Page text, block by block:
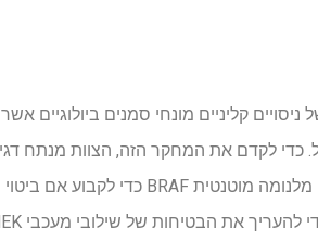
ניסויים קליניים מונחי סמנים